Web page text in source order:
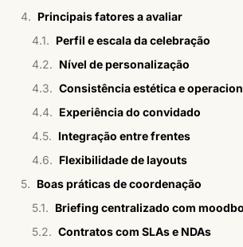
Principais fatores a avaliar
Perfil e escala da celebração
Nível de personalização
Consistência estética e
Experiência do convidado
Integração entre frentes
Flexibilidade de layouts
Boas práticas de coordenação
Briefing centralizado com
Contratos com SLAs e NDAs